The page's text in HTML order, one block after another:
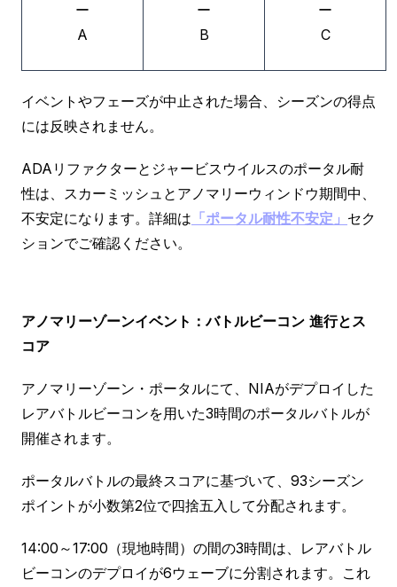
ー
A
ー
B
ー
C
イベントやフェーズが中止された場合、シーズンの得点
には反映されません。
ADAリファクターとジャービスウイルスのポータル耐
性は、スカーミッシュとアノマリーウィンドウ期間中、
不安定になります。詳細は 「ポータル耐性不安定」 セク
ションでご確認ください。
アノマリーゾーンイベント：バトルビーコン 進行とス
コア
アノマリーゾーン・ポータルにて、NIAがデプロイした
レアバトルビーコンを用いた3時間のポータルバトルが
開催されます。
ポータルバトルの最終スコアに基づいて、93シーズン
ポイントが小数第2位で四捨五入して分配されます。
14:00～17:00（現地時間）の間の3時間は、レアバトル
ビーコンのデプロイが6ウェーブに分割されます。これ